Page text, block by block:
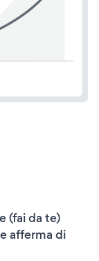
(fai da te)
afferma di